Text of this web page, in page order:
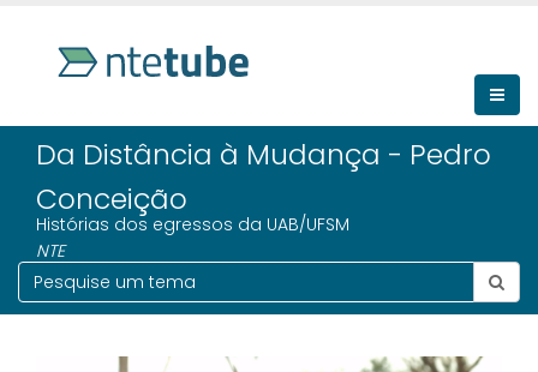
Da Distância à Mudança - Pedro
Conceição
Histórias dos egressos da UAB/UFSM
NTE